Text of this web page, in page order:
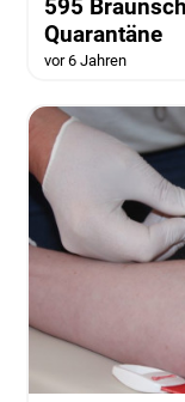
595
Quarantäne
vor 6 Jahren